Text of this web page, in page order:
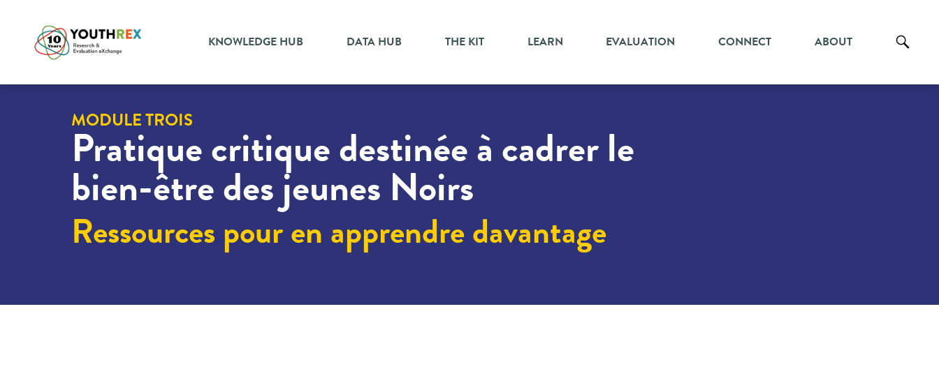
KNOWLEDGE HUB DATA HUB THE KIT LEARN EVALUATION CONNECT ABOUT
MODULE TROIS
Pratique critique destinée à cadrer le
bien-être des jeunes Noirs
Ressources pour en apprendre davantage